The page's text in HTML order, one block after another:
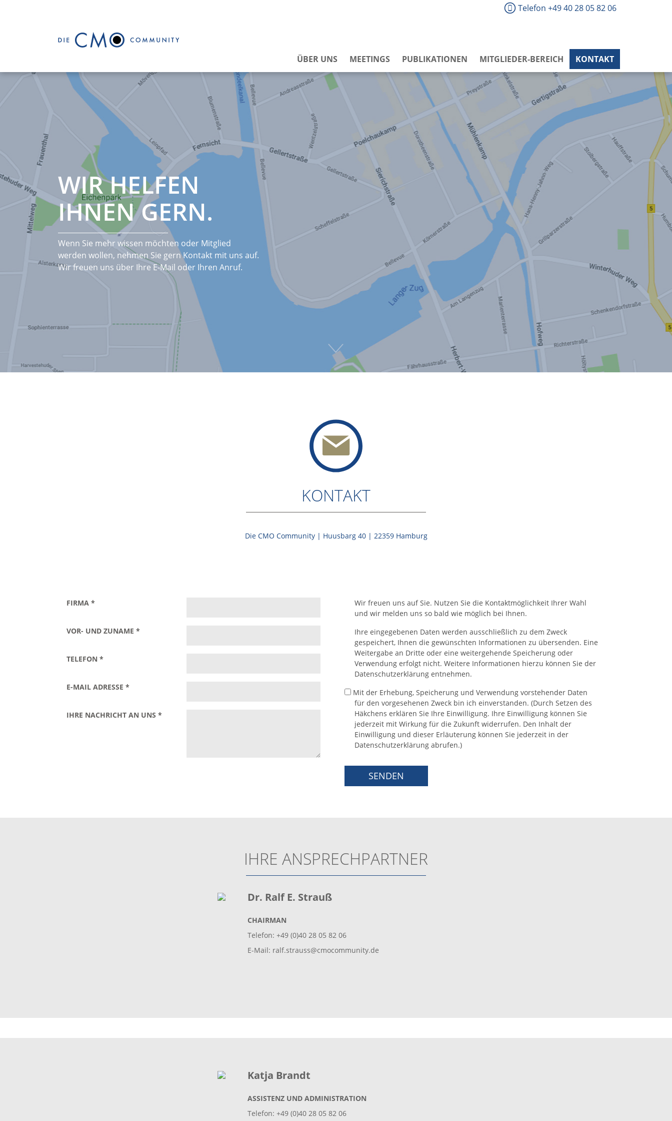
Telefon +49 40 28 05 82 06
ÜBER UNS MEETINGS PUBLIKATIONEN MITGLIEDER-BEREICH KONTAKT
WIR HELFEN
IHNEN GERN.
Wenn Sie mehr wissen möchten oder Mitglied
werden wollen, nehmen Sie gern Kontakt mit uns auf.
Wir freuen uns über Ihre E-Mail oder Ihren Anruf.
KONTAKT
Die CMO Community | Huusbarg 40 | 22359 Hamburg
FIRMA *
VOR- UND ZUNAME *
TELEFON *
E-MAIL ADRESSE *
IHRE NACHRICHT AN UNS *
Wir freuen uns auf Sie. Nutzen Sie die Kontaktmöglichkeit Ihrer Wahl
und wir melden uns so bald wie möglich bei Ihnen.
Ihre eingegebenen Daten werden ausschließlich zu dem Zweck
gespeichert, Ihnen die gewünschten Informationen zu übersenden. Eine
Weitergabe an Dritte oder eine weitergehende Speicherung oder
Verwendung erfolgt nicht. Weitere Informationen hierzu können Sie der
Datenschutzerklärung entnehmen.
DATENSCHUTZHINWEIS
Mit der Erhebung, Speicherung und Verwendung vorstehender Daten
für den vorgesehenen Zweck bin ich einverstanden. (Durch Setzen des
Häkchens erklären Sie Ihre Einwilligung. Ihre Einwilligung können Sie
jederzeit mit Wirkung für die Zukunft widerrufen. Den Inhalt der
Einwilligung und dieser Erläuterung können Sie jederzeit in der
Datenschutzerklärung abrufen.)
IHRE ANSPRECHPARTNER
Dr. Ralf E. Strauß
CHAIRMAN
Telefon: +49 (0)40 28 05 82 06
E-Mail: ralf.strauss@cmocommunity.de
Katja Brandt
ASSISTENZ UND ADMINISTRATION
Telefon: +49 (0)40 28 05 82 06